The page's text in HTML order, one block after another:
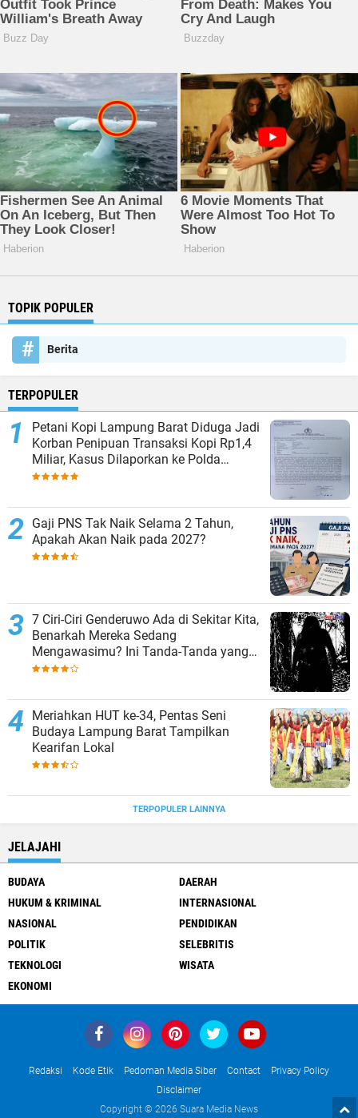
TOPIK POPULER
Berita
TERPOPULER
Petani Kopi Lampung Barat Diduga Jadi
Korban Penipuan Transaksi Kopi Rp1,4
Miliar, Kasus Dilaporkan ke Polda
Lampung
Gaji PNS Tak Naik Selama 2 Tahun,
Apakah Akan Naik pada 2027?
7 Ciri-Ciri Genderuwo Ada di Sekitar Kita,
Benarkah Mereka Sedang
Mengawasimu? Ini Tanda-Tanda yang
Sering Diabaikan
Meriahkan HUT ke-34, Pentas Seni
Budaya Lampung Barat Tampilkan
Kearifan Lokal
TERPOPULER LAINNYA
JELAJAHI
BUDAYA
DAERAH
HUKUM & KRIMINAL
INTERNASIONAL
NASIONAL
PENDIDIKAN
POLITIK
SELEBRITIS
TEKNOLOGI
WISATA
EKONOMI
Redaksi Kode Etik Pedoman Media Siber Contact
Privacy Policy
Disclaimer
Copyright © 2026 Suara Media News